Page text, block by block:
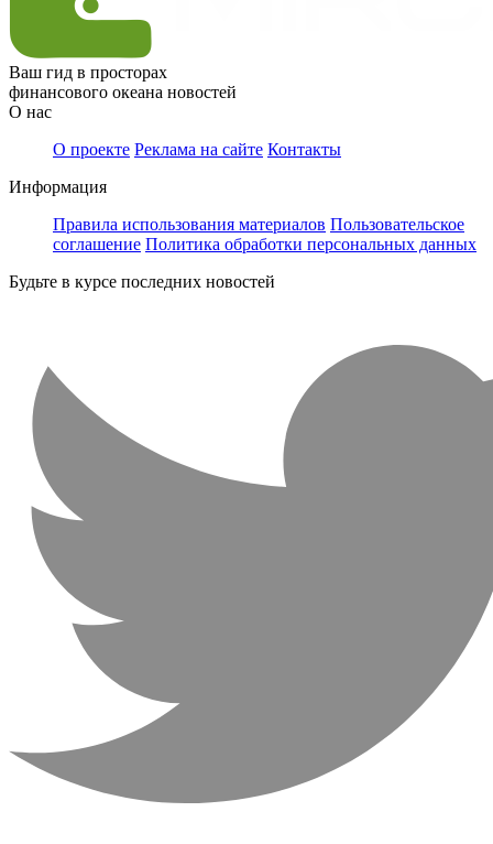
Ваш гид в просторах
финансового океана новостей
О нас
О проекте Реклама на сайте Контакты
Информация
Правила использования материалов Пользовательское
соглашение Политика обработки персональных данных
Будьте в курсе последних новостей